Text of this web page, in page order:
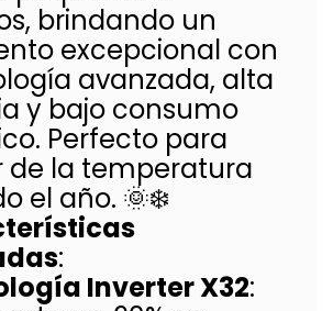
brindando un
excepcional con
avanzada, alta
y bajo consumo
Perfecto para
de la temperatura
el año. 🌞❄️
:
Inverter X32: